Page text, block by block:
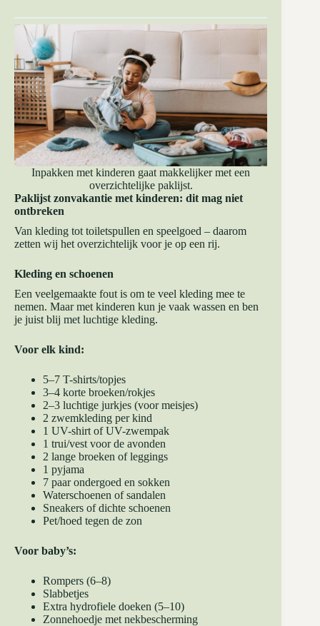
Inpakken met kinderen gaat makkelijker met een
overzichtelijke paklijst.
Paklijst zonvakantie met kinderen: dit mag niet
ontbreken
Van kleding tot toiletspullen en speelgoed – daarom
zetten wij het overzichtelijk voor je op een rij.
Kleding en schoenen
Een veelgemaakte fout is om te veel kleding mee te
nemen. Maar met kinderen kun je vaak wassen en ben
je juist blij met luchtige kleding.
Voor elk kind:
5–7 T-shirts/topjes
3–4 korte broeken/rokjes
2–3 luchtige jurkjes (voor meisjes)
2 zwemkleding per kind
1 UV-shirt of UV-zwempak
1 trui/vest voor de avonden
2 lange broeken of leggings
1 pyjama
7 paar ondergoed en sokken
Waterschoenen of sandalen
Sneakers of dichte schoenen
Pet/hoed tegen de zon
Voor baby’s:
Rompers (6–8)
Slabbetjes
Extra hydrofiele doeken (5–10)
Zonnehoedje met nekbescherming